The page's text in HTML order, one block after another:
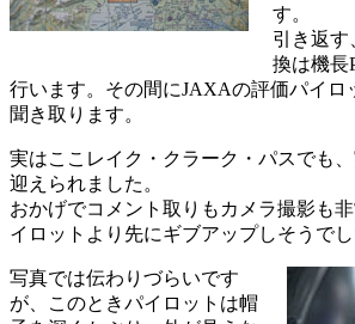
す。
引き返す
換は機長
行います。その間にJAXAの評価パイロ
聞き取ります。
実はここレイク・クラーク・パスでも
迎えられました。
おかげでコメント取りもカメラ撮影も
イロットより先にギブアップしそうでし
写真では伝わりづらいです
が、このときパイロットは帽